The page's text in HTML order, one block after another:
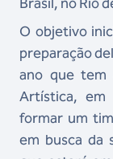
O objetivo
preparação
ano que tem
Artística,
formar um
em busca da